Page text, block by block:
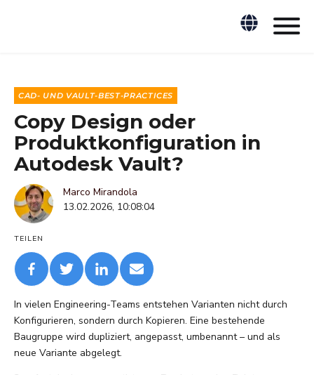
CAD- UND VAULT-BEST-PRACTICES
Copy Design oder
Produktkonfiguration in
Autodesk Vault?
Marco Mirandola
13.02.2026, 10:08:04
TEILEN
In vielen Engineering-Teams entstehen Varianten nicht durch
Konfigurieren, sondern durch Kopieren. Eine bestehende
Baugruppe wird dupliziert, angepasst, umbenannt – und als
neue Variante abgelegt.